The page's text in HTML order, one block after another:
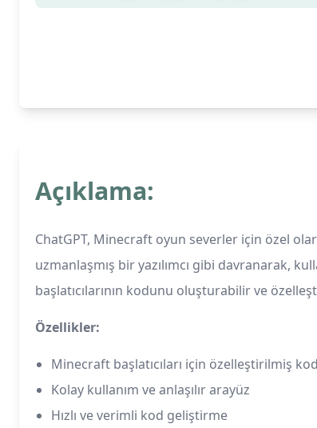
Açıklama:
ChatGPT, Minecraft oyun severler için özel
uzmanlaşmış bir yazılımcı gibi davranarak,
başlatıcılarının kodunu oluşturabilir ve
Özellikler:
Minecraft başlatıcıları için özelleştirilmiş
Kolay kullanım ve anlaşılır arayüz
Hızlı ve verimli kod geliştirme